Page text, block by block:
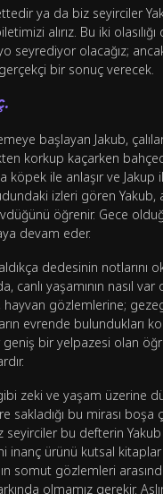
ya da biz seyirciler
alırız. Bu iki
seyrediyor olacağız;
bir sonuç verecek.
başlayan Jakub,
korkup kaçarken
köpek ile anlaşır ve Jakup
izleri gören
öğrenir. Gece
devam eder.
dedesinin notlarını
canlı yaşamının nasıl
hayvan gözlemlerine;
evrende bulundukları
bir yelpazesi olan
zeki ve yaşam üzerine
sakladığı bu mirası boşa
seyirciler bu defterin
inanç ürünü kutsal kitaplar
somut gözlemleri
olmamız gerekir.